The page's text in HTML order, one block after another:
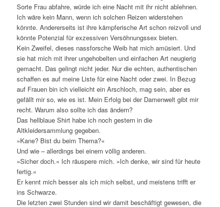
Sorte Frau abfahre, würde ich eine Nacht mit ihr nicht ablehnen.
Ich wäre kein Mann, wenn ich solchen Reizen widerstehen
könnte. Andererseits ist ihre kämpferische Art schon reizvoll und
könnte Potenzial für exzessiven Versöhnungssex bieten.
Kein Zweifel, dieses nassforsche Weib hat mich amüsiert. Und
sie hat mich mit ihrer ungehobelten und einfachen Art neugierig
gemacht. Das gelingt nicht jeder. Nur die echten, authentischen
schaffen es auf meine Liste für eine Nacht oder zwei. In Bezug
auf Frauen bin ich vielleicht ein Arschloch, mag sein, aber es
gefällt mir so, wie es ist. Mein Erfolg bei der Damenwelt gibt mir
recht. Warum also sollte ich das ändern?
Das hellblaue Shirt habe ich noch gestern in die
Altkleidersammlung gegeben.
»Kane? Bist du beim Thema?«
Und wie – allerdings bei einem völlig anderen.
»Sicher doch.« Ich räuspere mich. »Ich denke, wir sind für heute
fertig.«
Er kennt mich besser als ich mich selbst, und meistens trifft er
ins Schwarze.
Die letzten zwei Stunden sind wir damit beschäftigt gewesen, die